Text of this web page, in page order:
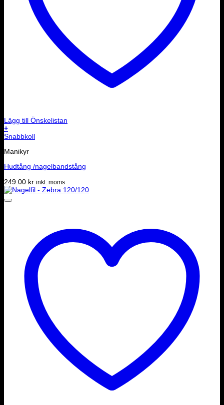
Lägg till Önskelistan
+
Snabbkoll
Manikyr
Hudtång /nagelbandstång
249.00 kr inkl. moms